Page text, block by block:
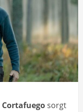
Cortafuegosorgt